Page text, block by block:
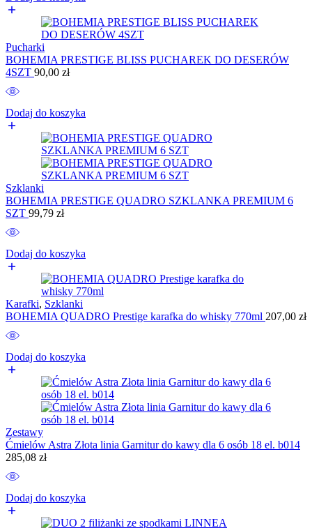
Pucharki
BOHEMIA PRESTIGE BLISS PUCHAREK DO DESERÓW
4SZT 90,00 zł
Dodaj do koszyka
Szklanki
BOHEMIA PRESTIGE QUADRO SZKLANKA PREMIUM 6
SZT 99,79 zł
Dodaj do koszyka
Karafki, Szklanki
BOHEMIA QUADRO Prestige karafka do whisky 770ml 207,00 zł
Dodaj do koszyka
Zestawy
Ćmielów Astra Złota linia Garnitur do kawy dla 6 osób 18 el. b014
285,08 zł
Dodaj do koszyka